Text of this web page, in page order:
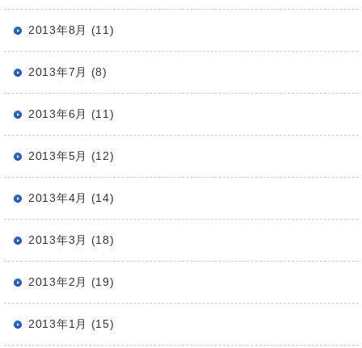
2013年8月 (11)
2013年7月 (8)
2013年6月 (11)
2013年5月 (12)
2013年4月 (14)
2013年3月 (18)
2013年2月 (19)
2013年1月 (15)